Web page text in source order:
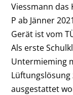
Viessmann
P ab Jänner
Gerät ist vom
Als erste
Untermieming
ausgestattet